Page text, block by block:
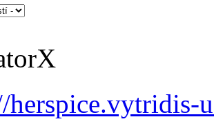
herspice.vytridis-